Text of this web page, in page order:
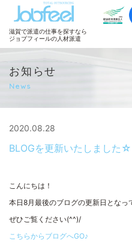
滋賀で派遣の仕事を探すなら
ジョブフィールの人材派遣
お知らせ
News
2020.08.28
BLOGを更新いたしました☆
こんにちは！
本日8月最後のブログの更新日となっ
ぜひご覧ください(^^)/
こちらからブログへGO♪